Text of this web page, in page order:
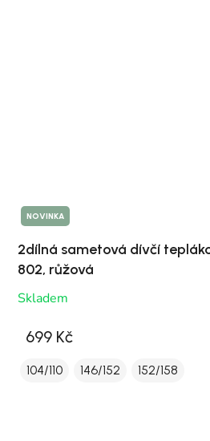
NOVINKA
2dílná sametová dívčí
802, růžová
Skladem
699 Kč
104/110 146/152 152/158